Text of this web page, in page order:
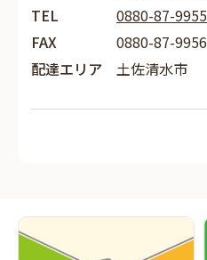
TEL
0880-87-9955
FAX
0880-87-9956
配達エリア
土佐清水市